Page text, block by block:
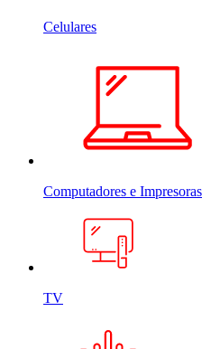
Celulares
Computadores e Impresoras
TV